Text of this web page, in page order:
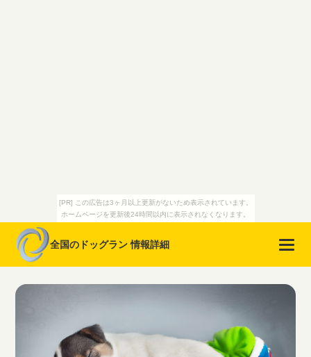
[PR] この広告は3ヶ月以上更新がないため表示されています。
ホームページを更新後24時間以内に表示されなくなります。
全国のドッグラン 情報詳細